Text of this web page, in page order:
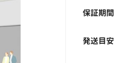
保証期間
発送目安